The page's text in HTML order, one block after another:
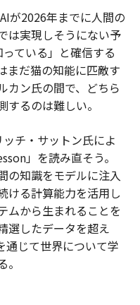
が2026年までに人間の
は実現しそうにない予
ている」と確信する
まだ猫の知能に匹敵す
カン氏の間で、どちら
るのは難しい。
チ・サットン氏によ
」を読み直そう。
の知識をモデルに注入
ける計算能力を活用し
ムから生まれることを
選したデータを超え
通じて世界について学